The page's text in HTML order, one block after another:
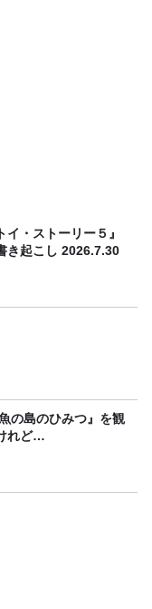
イ・ストーリー５』
き起こし 2026.7.30
の島のひみつ』を観
れど…